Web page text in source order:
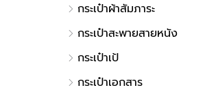
กระเป๋าผ้าสัมภาระ
กระเป๋าสะพายสายหนัง
กระเป๋าเป้
กระเป๋าเอกสาร